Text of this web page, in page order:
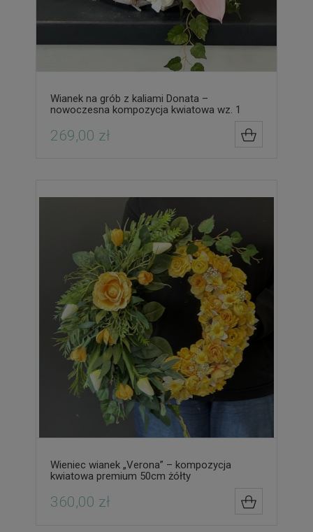
Wianek na grób z kaliami Donata –
nowoczesna kompozycja kwiatowa wz. 1
269,00 zł
Wieniec wianek „Verona” – kompozycja
kwiatowa premium 50cm żółty
360,00 zł